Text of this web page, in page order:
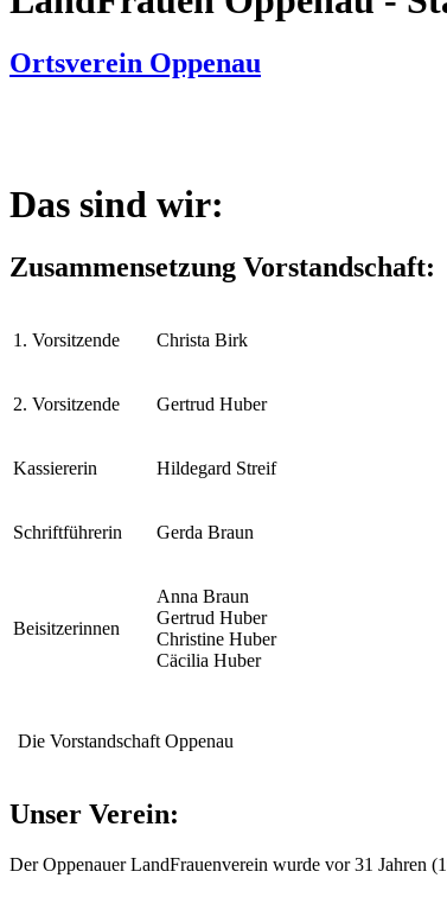
Ortsverein Oppenau
Das sind wir:
Zusammensetzung Vorstandschaft:
1. Vorsitzende Christa Birk
2. Vorsitzende Gertrud Huber
Kassiererin Hildegard Streif
Schriftführerin Gerda Braun
Beisitzerinnen
Anna Braun
Gertrud Huber
Christine Huber
Cäcilia Huber
Die Vorstandschaft Oppenau
Unser Verein:
Der Oppenauer LandFrauenverein wurde vor 31 Jahren